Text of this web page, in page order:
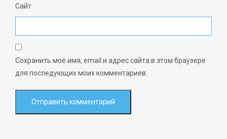
Сайт
Сохранить моё имя, email и адрес сайта в этом браузере
для последующих моих комментариев.